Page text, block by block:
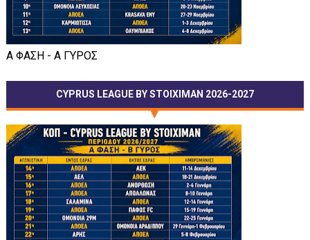
Α ΦΑΣΗ - Α ΓΥΡΟΣ
CYPRUS LEAGUE BY STOIXIMAN 2026-2027